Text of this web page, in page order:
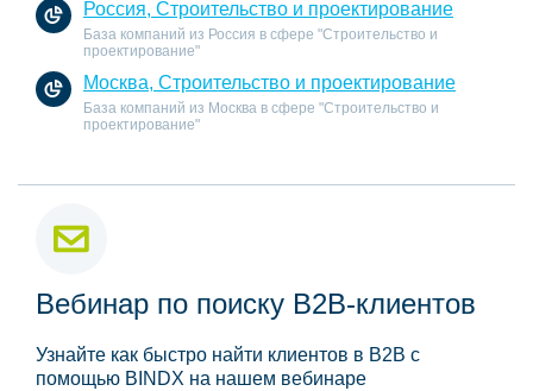
Россия, Строительство и проектирование
База компаний из Россия в сфере "Строительство и
проектирование"
Москва, Строительство и проектирование
База компаний из Москва в сфере "Строительство и
проектирование"
Вебинар по поиску B2B-клиентов
Узнайте как быстро найти клиентов в B2B с
помощью BINDX на нашем вебинаре